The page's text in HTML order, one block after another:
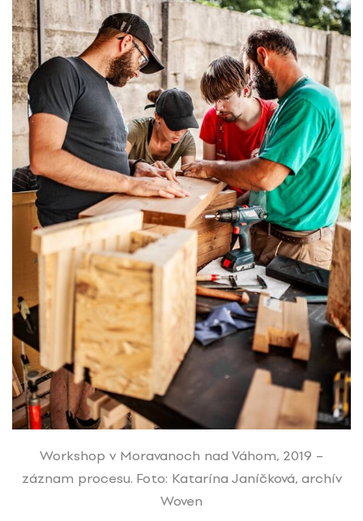
Workshop v Moravanoch nad Váhom, 2019 –
záznam procesu. Foto: Katarína Janíčková, archív
Woven